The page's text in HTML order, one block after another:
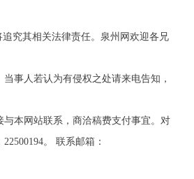
究其相关法律责任。泉州网欢迎各兄
事人若认为有侵权之处请来电告知，
本网站联系，商洽稿费支付事宜。对
。 联系邮箱：